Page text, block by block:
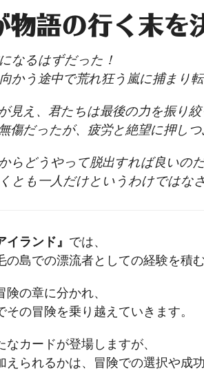
語の行く末を
なるはずだった！
かう途中で荒れ狂う嵐に捕まり転
見え、君たちは最後の力を振り絞
傷だったが、疲労と絶望に押しつ
らどうやって脱出すれば良いの
とも一人だけというわけではな
イランド』 では、
島での漂流者としての経験を積
の章に分かれ、
の冒険を乗り越えていきます。
カードが登場しますが、
られるかは、冒険での選択や成